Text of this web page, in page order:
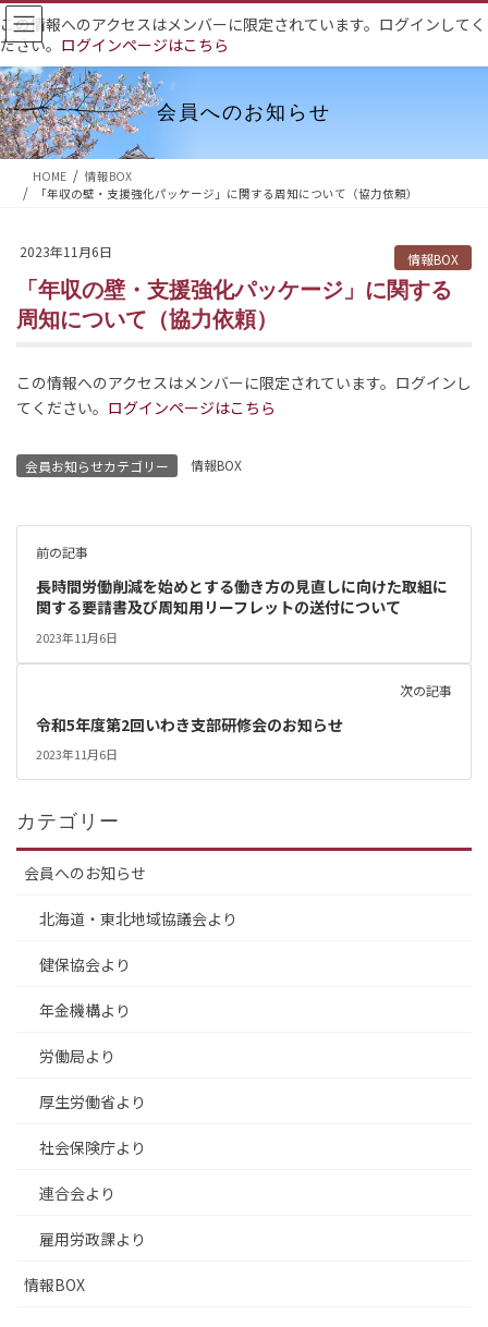
コ
ン
テ
ン
ツ
へ
ス
ナ
ビ
ゲ
ー
シ
ョ
ン
この情報へのアクセスはメンバーに限定されています。ログインしてく
ださい。 ログインページはこちら
会員へのお知らせ
HOME
情報BOX
「年収の壁・支援強化パッケージ」に関する周知について（協力依頼）
2023年11月6日 情報BOX
「年収の壁・支援強化パッケージ」に関する
周知について（協力依頼）
この情報へのアクセスはメンバーに限定されています。ログインし
てください。 ログインページはこちら
会員お知らせカテゴリー 情報BOX
前の記事
長時間労働削減を始めとする働き方の見直しに向けた取組に
関する要請書及び周知用リーフレットの送付について
2023年11月6日
次の記事
令和5年度第2回いわき支部研修会のお知らせ
2023年11月6日
カテゴリー
会員へのお知らせ
北海道・東北地域協議会より
健保協会より
年金機構より
労働局より
厚生労働省より
社会保険庁より
連合会より
雇用労政課より
情報BOX